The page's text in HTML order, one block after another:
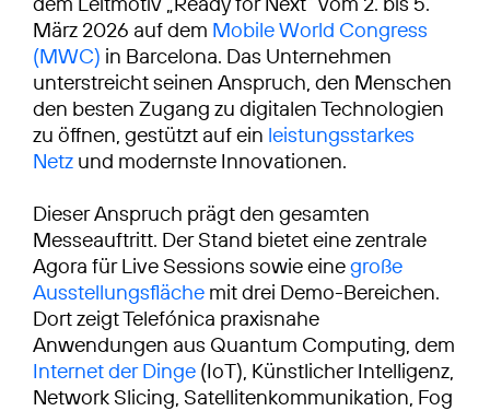
März 2026 auf dem Mobile World Congress
(MWC) in Barcelona. Das Unternehmen
unterstreicht seinen Anspruch, den Menschen
den besten Zugang zu digitalen Technologien
zu öffnen, gestützt auf ein leistungsstarkes
Netz und modernste Innovationen.
Dieser Anspruch prägt den gesamten
Messeauftritt. Der Stand bietet eine zentrale
Agora für Live Sessions sowie einegroße
Ausstellungsfläche mit drei Demo-Bereichen.
Dort zeigt Telefónica praxisnahe
Anwendungen aus Quantum Computing, dem
Internet der Dinge (IoT), Künstlicher Intelligenz,
Network Slicing, Satellitenkommunikation, Fog